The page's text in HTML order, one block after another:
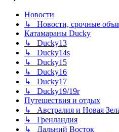
Новости
↳ Новости, срочные
Катамараны Ducky
↳ Ducky13
↳ Ducky14s
↳ Ducky15
↳ Ducky16
↳ Ducky17
↳ Ducky19/19r
Путешествия и отдых
↳ Австралия и Новая
↳ Гренландия
↳ Дальний Восток